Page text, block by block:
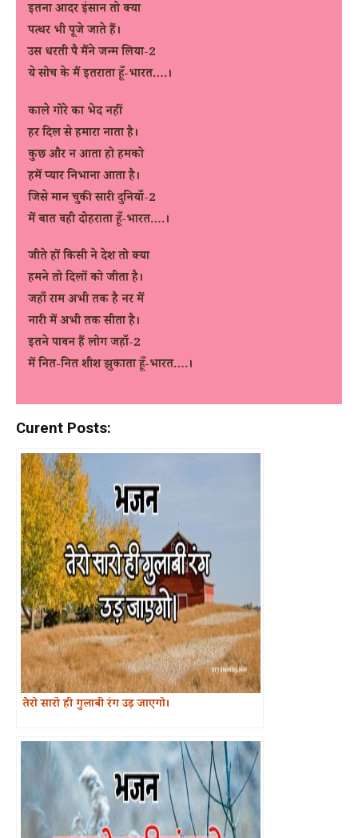
इतना आदर इंसान तो क्या
पत्थर भी पूजे जाते हैं।
उस धरती पै मैंने जन्म लिया-2
ये सोच के मैं इतराता हूँ-भारत….।
काले गोरे का भेद नहीं
हर दिल से हमारा नाता है।
कुछ और न आता हो हमको
हमें प्यार निभाना आता है।
जिसे मान चुकी सारी दुनियाँ-2
में बात वही दोहराता हूँ-भारत….।
जीते हों किसी ने देश तो क्या
हमने तो दिलों को जीता है।
जहाँ राम अभी तक है नर में
नारी में अभी तक सीता है।
इतने पावन हैं लोग जहाँ-2
में नित-नित शीश झुकाता हूँ-भारत….।
Curent Posts:
तेरो सारो ही गुलाबी रंग उड़ जाएगो।